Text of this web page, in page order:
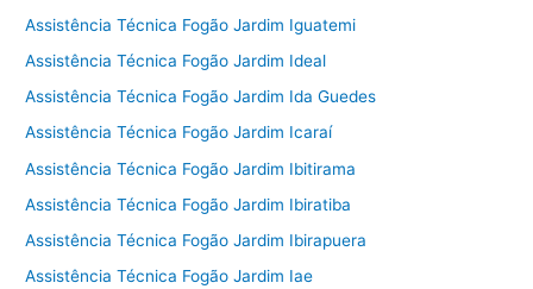
Assistência Técnica Fogão Jardim Iguatemi
Assistência Técnica Fogão Jardim Ideal
Assistência Técnica Fogão Jardim Ida Guedes
Assistência Técnica Fogão Jardim Icaraí
Assistência Técnica Fogão Jardim Ibitirama
Assistência Técnica Fogão Jardim Ibiratiba
Assistência Técnica Fogão Jardim Ibirapuera
Assistência Técnica Fogão Jardim Iae